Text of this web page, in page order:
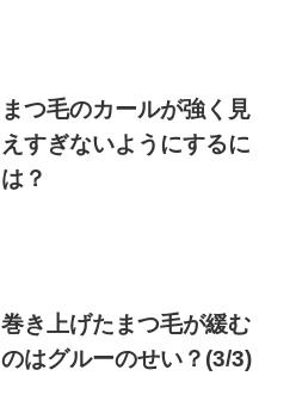
まつ毛のカールが強く見
えすぎないようにするに
は？
巻き上げたまつ毛が緩む
のはグルーのせい？(3/3)